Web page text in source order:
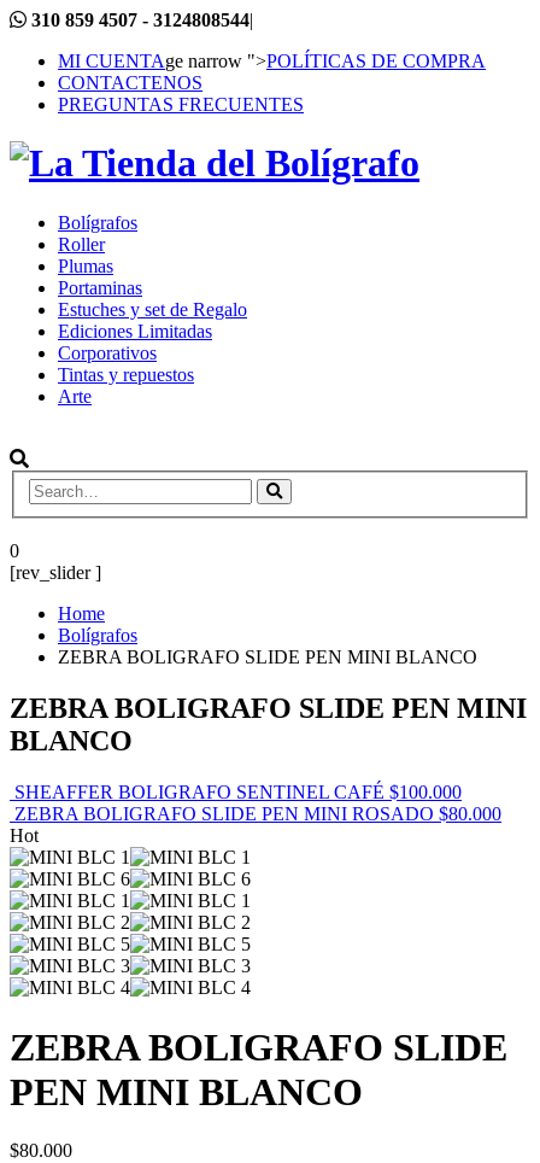
310 859 4507 - 3124808544|
MI CUENTAge narrow ">POLÍTICAS DE COMPRA
CONTACTENOS
PREGUNTAS FRECUENTES
Bolígrafos
Roller
Plumas
Portaminas
Estuches y set de Regalo
Ediciones Limitadas
Corporativos
Tintas y repuestos
Arte
0
[rev_slider ]
Home
Bolígrafos
ZEBRA BOLIGRAFO SLIDE PEN MINI BLANCO
ZEBRA BOLIGRAFO SLIDE PEN MINI
BLANCO
SHEAFFER BOLIGRAFO SENTINEL CAFÉ $100.000
ZEBRA BOLIGRAFO SLIDE PEN MINI ROSADO $80.000
Hot
ZEBRA BOLIGRAFO SLIDE
PEN MINI BLANCO
$80.000